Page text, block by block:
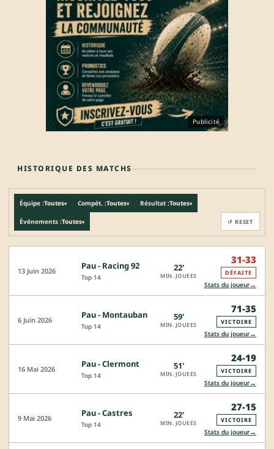
Publicité
HISTORIQUE DES MATCHS
Équipe :Toutes▾ Compét. :Toutes▾ Résultat :Toutes▾
Événements :Toutes▾ ↺ RESET
13 Juin 2026 Pau - Racing 92
Top 14
22'
MIN. JOUEES
31-33
DÉFAITE
Stats du joueur→
6 Juin 2026 Pau - Montauban
Top 14
59'
MIN. JOUEES
71-35
VICTOIRE
Stats du joueur→
16 Mai 2026 Pau - Clermont
Top 14
51'
MIN. JOUEES
24-19
VICTOIRE
Stats du joueur→
9 Mai 2026 Pau - Castres
Top 14
22'
MIN. JOUEES
27-15
VICTOIRE
Stats du joueur→